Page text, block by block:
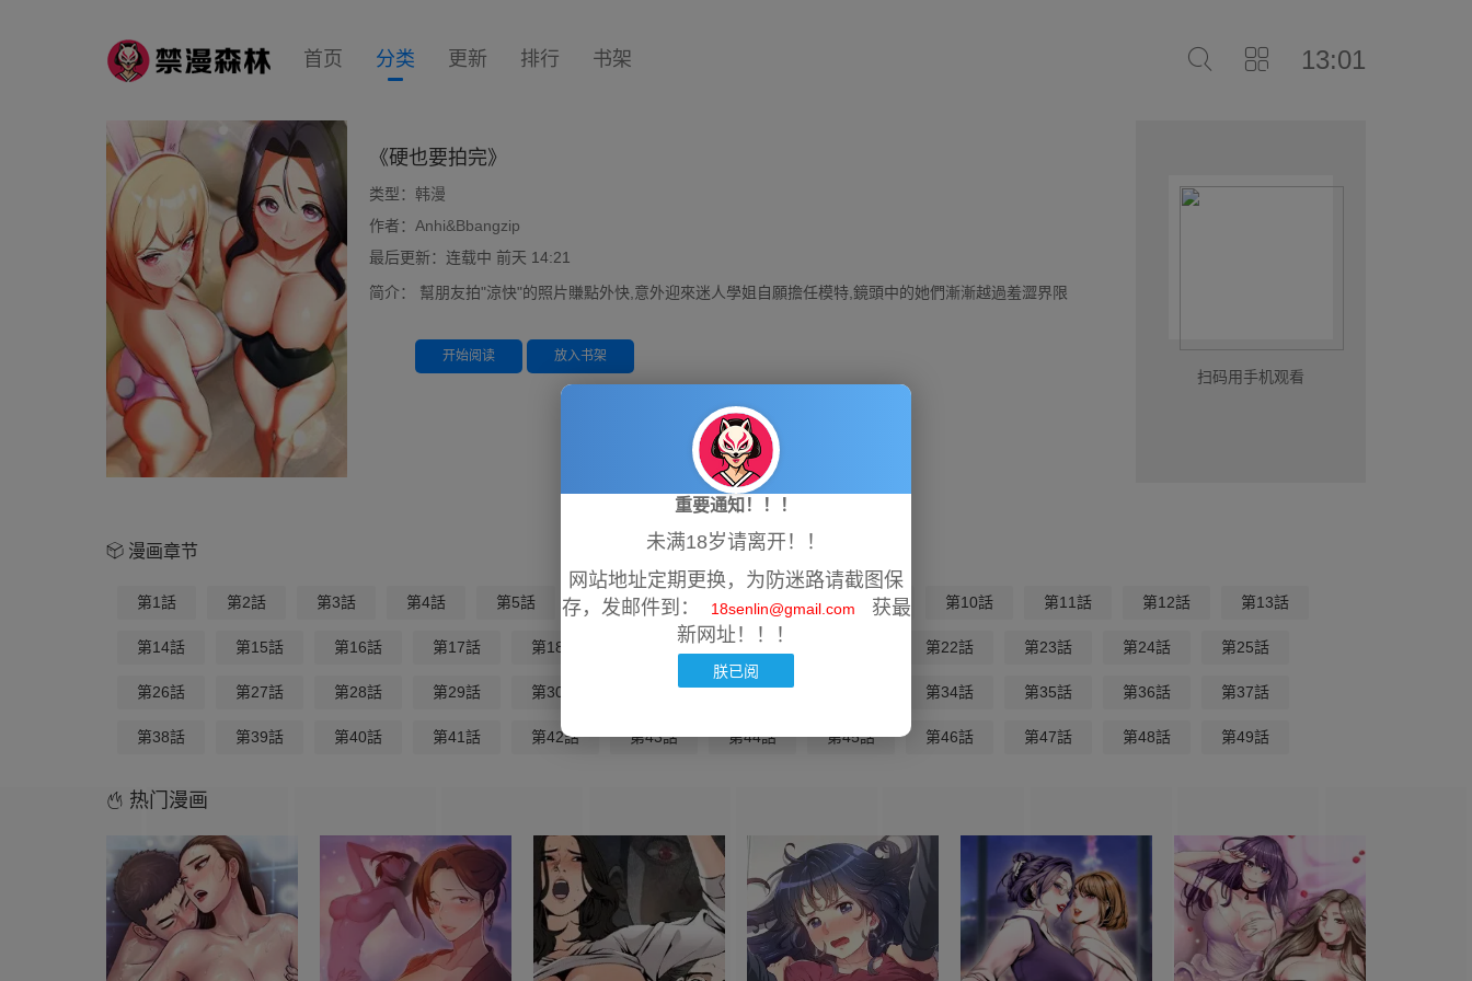
13:01
首页 分类 更新 排行 书架
《硬也要拍完》
类型： 韩漫
作者： Anhi&Bbangzip
最后更新：连载中 前天 14:21
简介：
幫朋友拍"涼快"的照片賺點外快,意外迎來迷人學姐自願擔任模特,鏡頭中的她們漸漸越過羞澀界限
开始阅读 放入书架
扫码用手机观看
漫画章节
第1話 第2話 第3話 第4話 第5話 第6話 第7話 第8話 第9話 第10話 第11話 第12話 第13話
第14話 第15話 第16話 第17話 第18話 第20話 第22話 第23話 第24話 第25話
第26話 第27話 第28話 第29話 第30話 第32話 第34話 第35話 第36話 第37話
第38話 第39話 第40話 第41話 第42話 第43話 第44話 第45話 第46話 第47話 第48話 第49話
热门漫画
重要通知！！！
未满18岁请离开！！
网站地址定期更换，为防迷路请截图保
存，发邮件到：
18senlin@gmail.com
获最
新网址！！！
朕已阅